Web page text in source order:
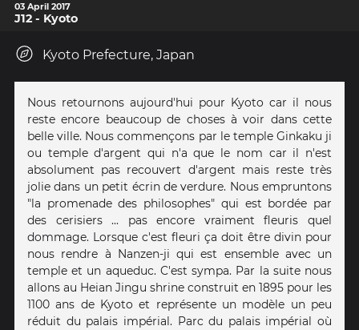
03 April 2017
J12 - Kyoto
Kyoto Prefecture, Japan
Nous retournons aujourd'hui pour Kyoto car il nous
reste encore beaucoup de choses à voir dans cette
belle ville. Nous commençons par le temple Ginkaku ji
ou temple d'argent qui n'a que le nom car il n'est
absolument pas recouvert d'argent mais reste très
jolie dans un petit écrin de verdure. Nous empruntons
"la promenade des philosophes" qui est bordée par
des cerisiers ... pas encore vraiment fleuris quel
dommage. Lorsque c'est fleuri ça doit être divin pour
nous rendre à Nanzen-ji qui est ensemble avec un
temple et un aqueduc. C'est sympa. Par la suite nous
allons au Heian Jingu shrine construit en 1895 pour les
1100 ans de Kyoto et représente un modèle un peu
réduit du palais impérial. Parc du palais impérial où